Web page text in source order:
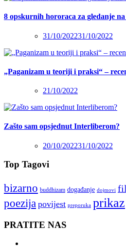
8 opskurnih hororaca za gledanje
31/10/202231/10/2022
„Paganizam u teoriji i praksi“ –
21/10/2022
Zašto sam opsjednut Interliberom?
20/10/202231/10/2022
Top Tagovi
bizarno buddhizam događanje dojmovi
poezija povijest preporuka prikaz
PRATITE NAS